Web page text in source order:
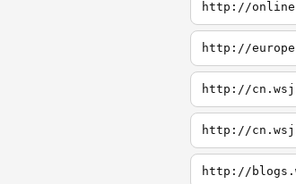
http://
http://
http://
http://
http://